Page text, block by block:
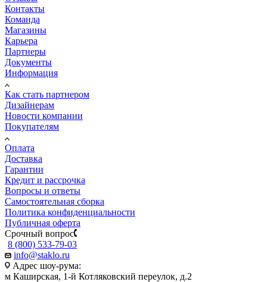
Контакты
Команда
Магазины
Карьера
Партнеры
Документы
Информация
Как стать партнером
Дизайнерам
Новости компании
Покупателям
Оплата
Доставка
Гарантии
Кредит и рассрочка
Вопросы и ответы
Самостоятельная сборка
Политика конфиденциальности
Публичная оферта
Срочный вопрос
8 (800) 533-79-03
info@staklo.ru
Адрес шоу-рума:
м Каширская, 1-й Котляковский переулок, д.2